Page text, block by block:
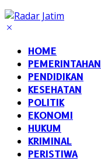
HOME
PEMERINTAHAN
PENDIDIKAN
KESEHATAN
POLITIK
EKONOMI
HUKUM
KRIMINAL
PERISTIWA